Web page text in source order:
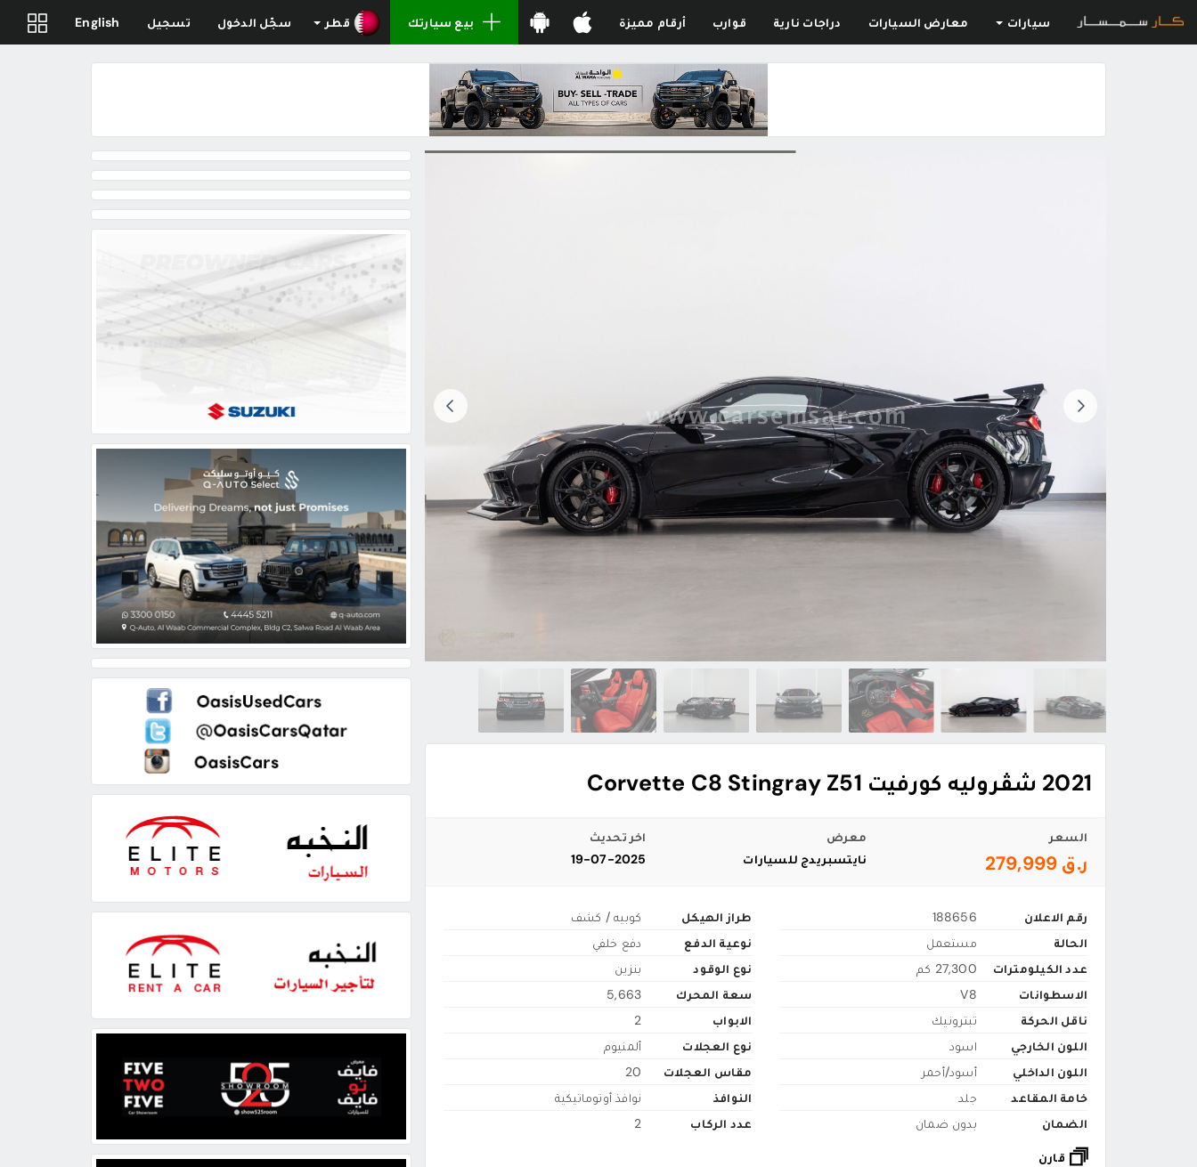
سيارات معارض السيارات دراجات نارية قوارب أرقام مميزة بيع سيارتك قطر سجّل الدخول تسجيل English
2021 شڤروليه كورفيت Corvette C8 Stingray Z51
السعر
ر.ق 279,999
معرض
نايتسبريدج للسيارات
اخر تحديث
19-07-2025
رقم الاعلان
188656
الحالة
مستعمل
عدد الكيلومترات
27,300 كم
الاسطوانات
V8
ناقل الحركة
تبترونيك
اللون الخارجي
اسود
اللون الداخلي
أسود/أحمر
خامة المقاعد
جلد
الضمان
بدون ضمان
طراز الهيكل
كوبيه / كشف
نوعية الدفع
دفع خلفي
نوع الوقود
بنزين
سعة المحرك
5,663
الابواب
2
نوع العجلات
ألمنيوم
مقاس العجلات
20
النوافذ
نوافذ أوتوماتيكية
عدد الركاب
2
قارن